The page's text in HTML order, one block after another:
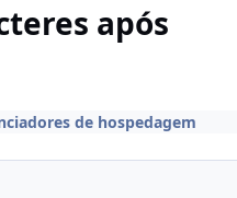
após
de hospedagem